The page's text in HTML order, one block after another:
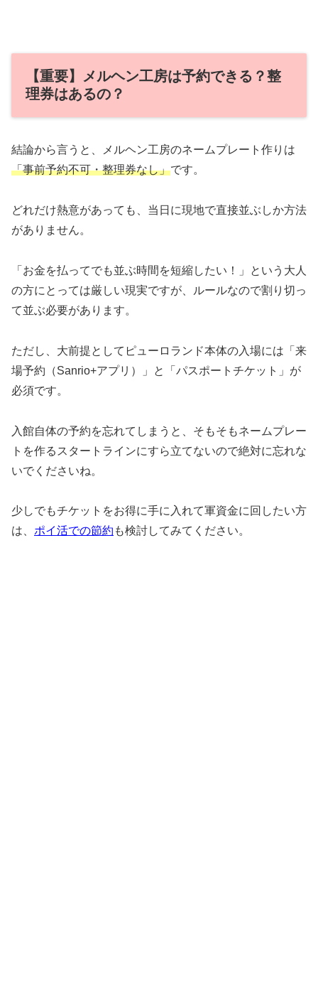
【重要】メルヘン工房は予約できる？整
理券はあるの？
結論から言うと、メルヘン工房のネームプレート作りは
「事前予約不可・整理券なし」です。
どれだけ熱意があっても、当日に現地で直接並ぶしか方法
がありません。
「お金を払ってでも並ぶ時間を短縮したい！」という大人
の方にとっては厳しい現実ですが、ルールなので割り切っ
て並ぶ必要があります。
ただし、大前提としてピューロランド本体の入場には「来
場予約（Sanrio+アプリ）」と「パスポートチケット」が
必須です。
入館自体の予約を忘れてしまうと、そもそもネームプレー
トを作るスタートラインにすら立てないので絶対に忘れな
いでくださいね。
少しでもチケットをお得に手に入れて軍資金に回したい方
は、 ポイ活での節約 も検討してみてください。